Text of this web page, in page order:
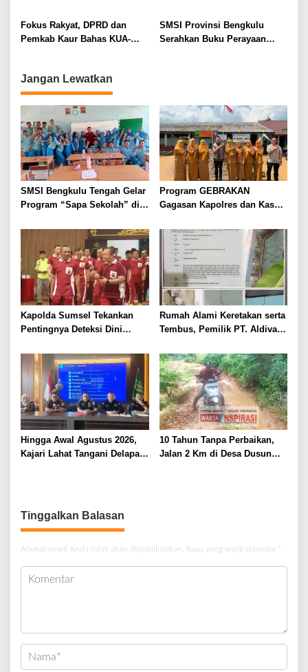
Berlumpur dan Berlubang
Fokus Rakyat, DPRD dan
Pemkab Kaur Bahas KUA-
SMSI Provinsi Bengkulu
Serahkan Buku Perayaan
Jangan Lewatkan
SMSI Bengkulu Tengah Gelar
Program “Sapa Sekolah” di
Program GEBRAKAN
Gagasan Kapolres dan Kasat
Menyasar ke Siswa SDN dan
SMPN di Jarai
Kapolda Sumsel Tekankan
Pentingnya Deteksi Dini
Pelayanan Kepolisian
Rumah Alami Keretakan serta
Tembus, Pemilik PT. Aldiva
Hingga Awal Agustus 2026,
Kajari Lahat Tangani Delapan
10 Tahun Tanpa Perbaikan,
Jalan 2 Km di Desa Dusun
Tinggalkan Balasan
Alamat email Anda tidak akan dipublikasikan. Ruas yang wajib ditandai *